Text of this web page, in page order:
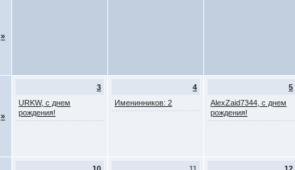
»
»
3
URKW, с днем
рождения!
4
Именинников: 2
5
AlexZaid7344, с днем
рождения!